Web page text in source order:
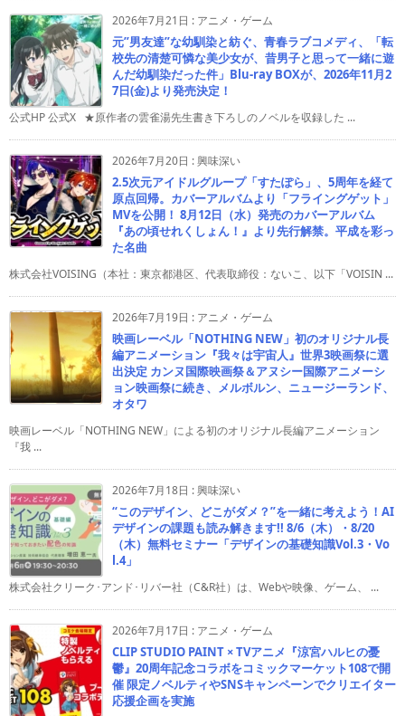
2026年7月21日 : アニメ・ゲーム
元”男友達”な幼馴染と紡ぐ、青春ラブコメディ、「転
校先の清楚可憐な美少女が、昔男子と思って一緒に遊
んだ幼馴染だった件」Blu-ray BOXが、2026年11月2
7日(金)より発売決定！
公式HP 公式X ★原作者の雲雀湯先生書き下ろしのノベルを収録した ...
2026年7月20日 :興味深い
2.5次元アイドルグループ「すたぽら」、5周年を経て
原点回帰。カバーアルバムより「フライングゲット」
MVを公開！ 8月12日（水）発売のカバーアルバム
『あの頃せれくしょん！』より先行解禁。平成を彩っ
た名曲
株式会社VOISING（本社：東京都港区、代表取締役：ないこ、以下「VOISIN ...
2026年7月19日 : アニメ・ゲーム
映画レーベル「NOTHING NEW」初のオリジナル長
編アニメーション『我々は宇宙人』世界3映画祭に選
出決定 カンヌ国際映画祭＆アヌシー国際アニメーシ
ョン映画祭に続き、メルボルン、ニュージーランド、
オタワ
映画レーベル「NOTHING NEW」による初のオリジナル長編アニメーション
『我 ...
2026年7月18日 :興味深い
“このデザイン、どこがダメ？”を一緒に考えよう！AI
デザインの課題も読み解きます!! 8/6（木）・8/20
（木）無料セミナー「デザインの基礎知識Vol.3・Vo
l.4」
株式会社クリーク･アンド･リバー社（C&R社）は、Webや映像、ゲーム、 ...
2026年7月17日 : アニメ・ゲーム
CLIP STUDIO PAINT × TVアニメ『涼宮ハルヒの憂
鬱』20周年記念コラボをコミックマーケット108で開
催 限定ノベルティやSNSキャンペーンでクリエイター
応援企画を実施